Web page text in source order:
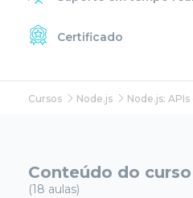
Certificado
Cursos Node.js Node.js:
Conteúdo do curso
(18 aulas)